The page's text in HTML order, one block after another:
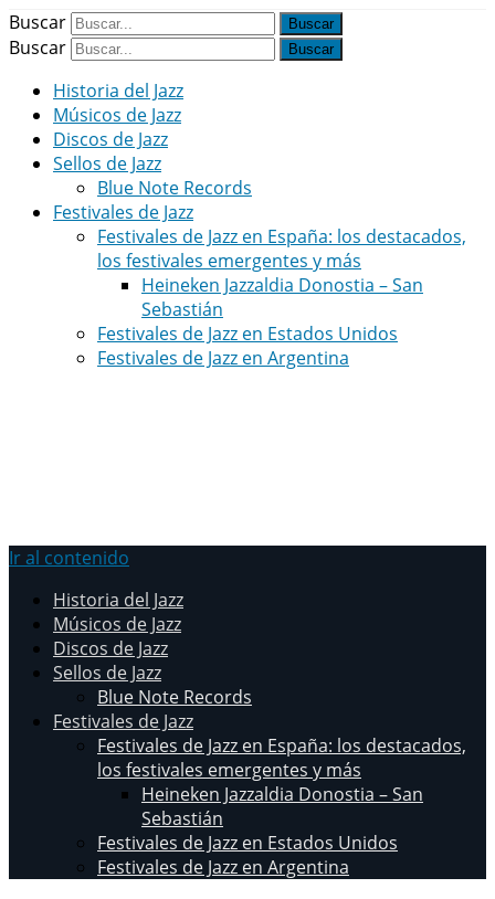
Buscar
Buscar
Historia del Jazz
Músicos de Jazz
Discos de Jazz
Sellos de Jazz
Blue Note Records
Festivales de Jazz
Festivales de Jazz en España: los destacados,
los festivales emergentes y más
Heineken Jazzaldia Donostia – San
Sebastián
Festivales de Jazz en Estados Unidos
Festivales de Jazz en Argentina
Ir al contenido
Historia del Jazz
Músicos de Jazz
Discos de Jazz
Sellos de Jazz
Blue Note Records
Festivales de Jazz
Festivales de Jazz en España: los destacados,
los festivales emergentes y más
Heineken Jazzaldia Donostia – San
Sebastián
Festivales de Jazz en Estados Unidos
Festivales de Jazz en Argentina